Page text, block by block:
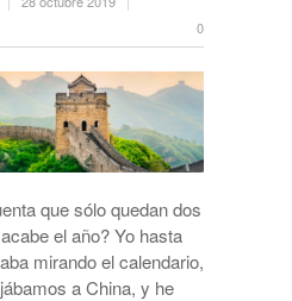
0
que sólo quedan dos
el año? Yo hasta
mirando el calendario,
a China, y he